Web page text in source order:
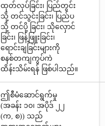
ထုတ်လုပ်ခြင်း၊ ပြည်တွင်း
သို့ တင်သွင်းခြင်း၊ ပြည်ပ
သို့ တင်ပို့ ခြင်း၊ သိုလှောင်
ခြင်း၊ ဖြန့်ဖြူးခြင်း၊
ရောင်းချခြင်းများကို
စနစ်တကျကွပ်ကဲ
ထိန်းသိမ်းရန် ဖြစ်ပါသည်။
ဤစီမံဆောင်ရွက်မှု
(အခန်း ၁၀၊ အပိုဒ် ၂၂
(က, စ)) သည်